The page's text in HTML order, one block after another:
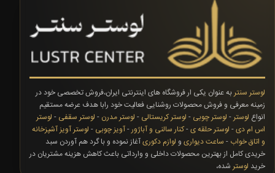
لوستر سنتر به عنوان یکی ار فروشگاه های اینترنتی ایران،فروش تخصصی خود در
زمینه معرفی و فروش محصولات روشنایی فعالیت خود رابا هدف عرضه مستقیم
انواع لوستر - لوستر چوبی - لوستر کریستالی - لوستر مدرن - لوستر سقفی - لوستر
اس ام دی- لوستر حلقه ی-کنار سالنی و آباژور-آویز چوبی - لوستر آویز آشپزخانه
و اتاق خواب - ساعت دیواری و لوازم دکوریآغاز نموده و با گرد هم آوردن سبد
خریدی کامل از بهترین محصولات داخلی و وارداتی باعث کاهش هزینه مشتریان در
خرید لوستر شده،